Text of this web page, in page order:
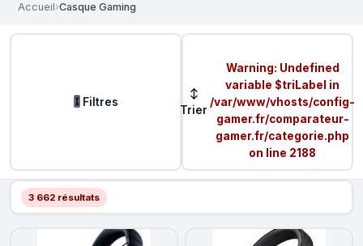
Accueil›Casque Gaming
🎚️ Filtres
↕
Trier
Warning: Undefined
variable $triLabel in
/var/www/vhosts/config-
gamer.fr/comparateur-
gamer.fr/categorie.php
on line 2188
3 662 résultats